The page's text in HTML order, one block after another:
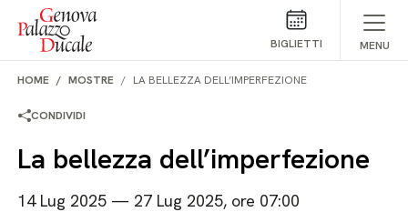
Salta al contenuto
BIGLIETTI MENU
HOME MOSTRE LA BELLEZZA DELL’IMPERFEZIONE
CONDIVIDI
La bellezza dell’imperfezione
14 Lug 2025 — 27 Lug 2025, ore 07:00